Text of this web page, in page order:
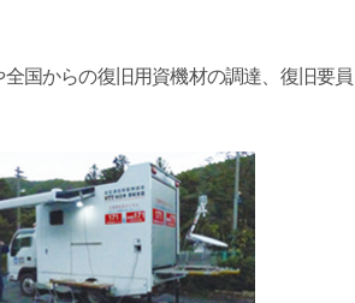
国からの復旧用資機材の調達、復旧要員